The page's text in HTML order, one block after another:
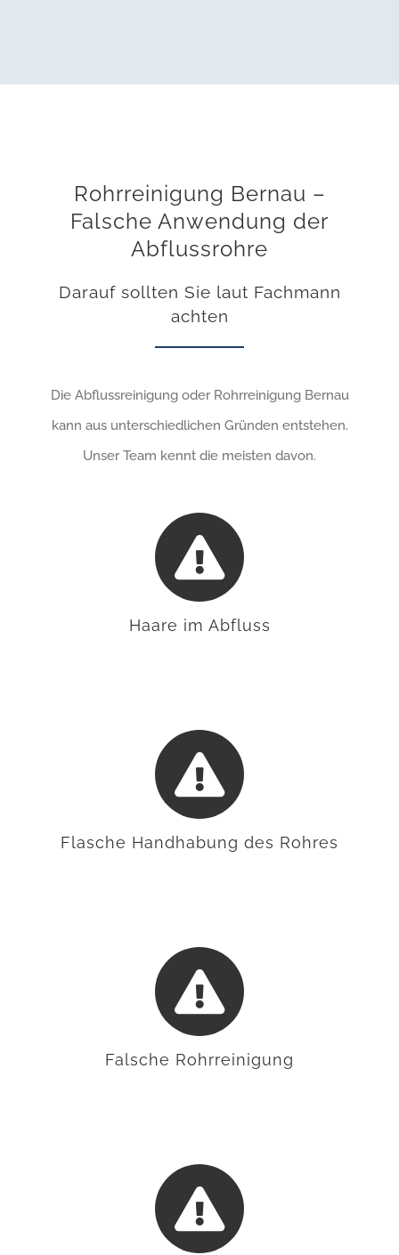
Rohrreinigung Bernau –
Falsche Anwendung der
Abflussrohre
Darauf sollten Sie laut Fachmann
achten
Die Abflussreinigung oder Rohrreinigung Bernau
kann aus unterschiedlichen Gründen entstehen.
Unser Team kennt die meisten davon.
Haare im Abfluss
Flasche Handhabung des Rohres
Falsche Rohrreinigung